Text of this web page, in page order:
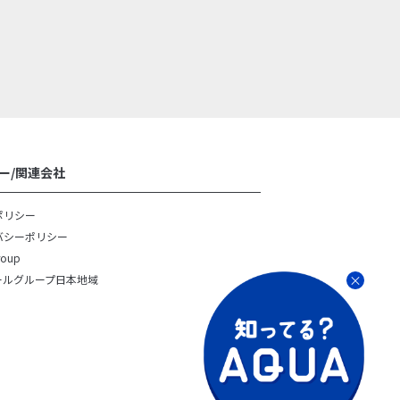
/関連会社
リシー
シーポリシー
グループ日本地域